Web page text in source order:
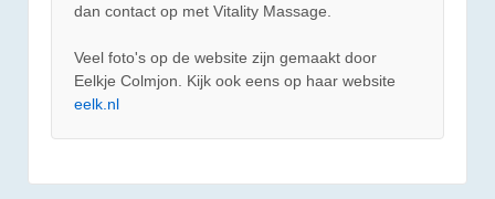
dan contact op met Vitality Massage.
Veel foto's op de website zijn gemaakt door
Eelkje Colmjon. Kijk ook eens op haar website
eelk.nl